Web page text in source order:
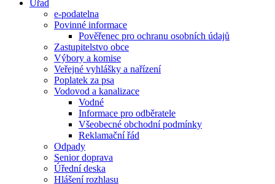
Úřad
e-podatelna
Povinné informace
Pověřenec pro ochranu osobních údajů
Zastupitelstvo obce
Výbory a komise
Veřejné vyhlášky a nařízení
Poplatek za psa
Vodovod a kanalizace
Vodné
Informace pro odběratele
Všeobecné obchodní podmínky
Reklamační řád
Odpady
Senior doprava
Úřední deska
Hlášení rozhlasu